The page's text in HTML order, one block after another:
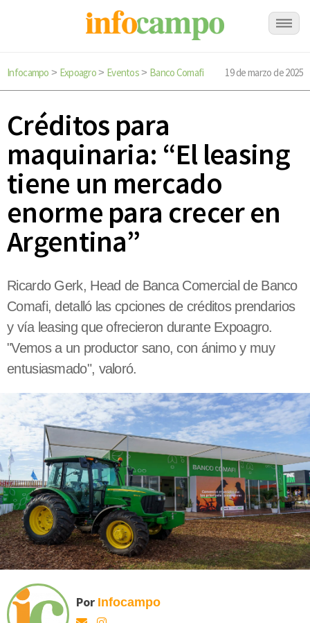
Infocampo > Expoagro> Eventos> Banco Comafi 19 de marzo de 2025
Créditos para
maquinaria: “El leasing
tiene un mercado
enorme para crecer en
Argentina”
Ricardo Gerk, Head de Banca Comercial de Banco
Comafi, detalló las cpciones de créditos prendarios
y vía leasing que ofrecieron durante Expoagro.
"Vemos a un productor sano, con ánimo y muy
entusiasmado", valoró.
Por Infocampo